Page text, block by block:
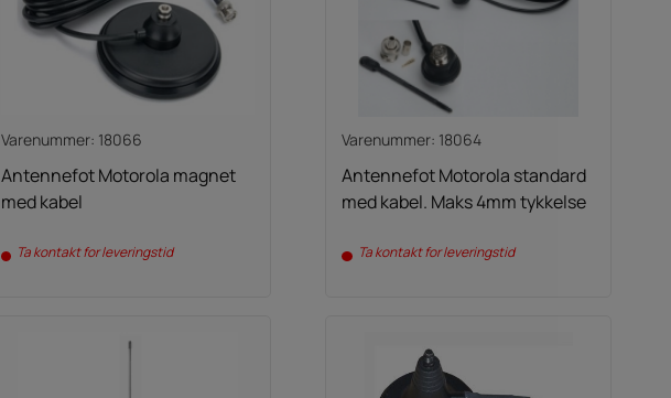
Varenummer: 18066
Antennefot Motorola magnet
med kabel
Ta kontakt for leveringstid
Varenummer: 18064
Antennefot Motorola standard
med kabel. Maks 4mm tykkelse
Ta kontakt for leveringstid